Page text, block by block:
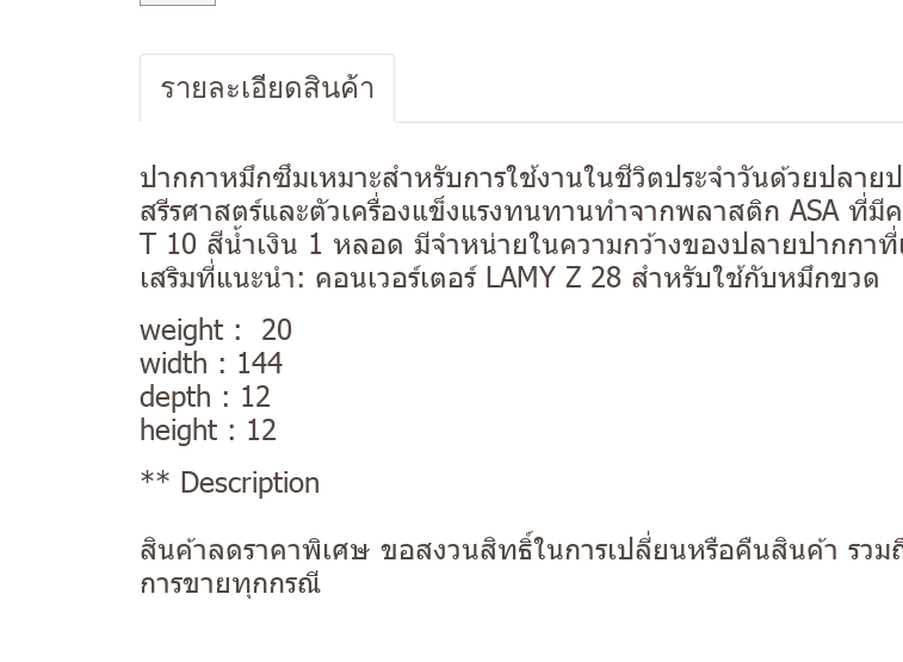
รายละเอียดสินค้า
ปากกาหมึกซึมเหมาะสำหรับการใช้งานในชีวิตประจำวันด้วยปลา
สรีรศาสตร์และตัวเครื่องแข็งแรงทนทานทำจากพลาสติก ASA ที่
T 10 สีน้ำเงิน 1 หลอด มีจำหน่ายในความกว้างของปลายปากก
เสริมที่แนะนำ: คอนเวอร์เตอร์ LAMY Z 28 สำหรับใช้กับหมึกขวด
weight : 20
width : 144
depth : 12
height : 12
** Description
สินค้าลดราคาพิเศษ ขอสงวนสิทธิ์ในการเปลี่ยนหรือคืนสินค้า รวม
การขายทุกกรณี